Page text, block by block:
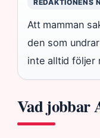
REDAKTIONENS
Att mamman
den som
inte alltid följer
Vad jobbar